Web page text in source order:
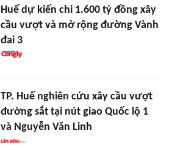
Huế dự kiến chi 1.600 tỷ đồng xây
cầu vượt và mở rộng đường Vành
đai 3
TP. Huế nghiên cứu xây cầu vượt
đường sắt tại nút giao Quốc lộ 1
và Nguyễn Văn Linh